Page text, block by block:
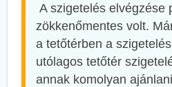
A szigetelés elvégzése
zökkenőmentes volt.
a tetőtérben a
utólagos tetőtér
annak komolyan